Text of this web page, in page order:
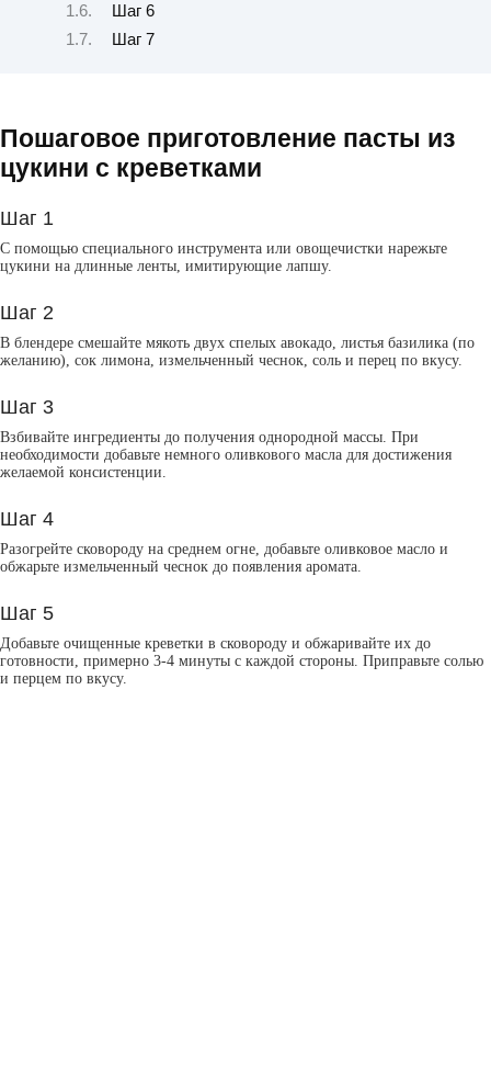
Шаг 6
Шаг 7
Пошаговое приготовление пасты из
цукини с креветками
Шаг 1
С помощью специального инструмента или овощечистки нарежьте
цукини на длинные ленты, имитирующие лапшу.
Шаг 2
В блендере смешайте мякоть двух спелых авокадо, листья базилика (по
желанию), сок лимона, измельченный чеснок, соль и перец по вкусу.
Шаг 3
Взбивайте ингредиенты до получения однородной массы. При
необходимости добавьте немного оливкового масла для достижения
желаемой консистенции.
Шаг 4
Разогрейте сковороду на среднем огне, добавьте оливковое масло и
обжарьте измельченный чеснок до появления аромата.
Шаг 5
Добавьте очищенные креветки в сковороду и обжаривайте их до
готовности, примерно 3-4 минуты с каждой стороны. Приправьте солью
и перцем по вкусу.